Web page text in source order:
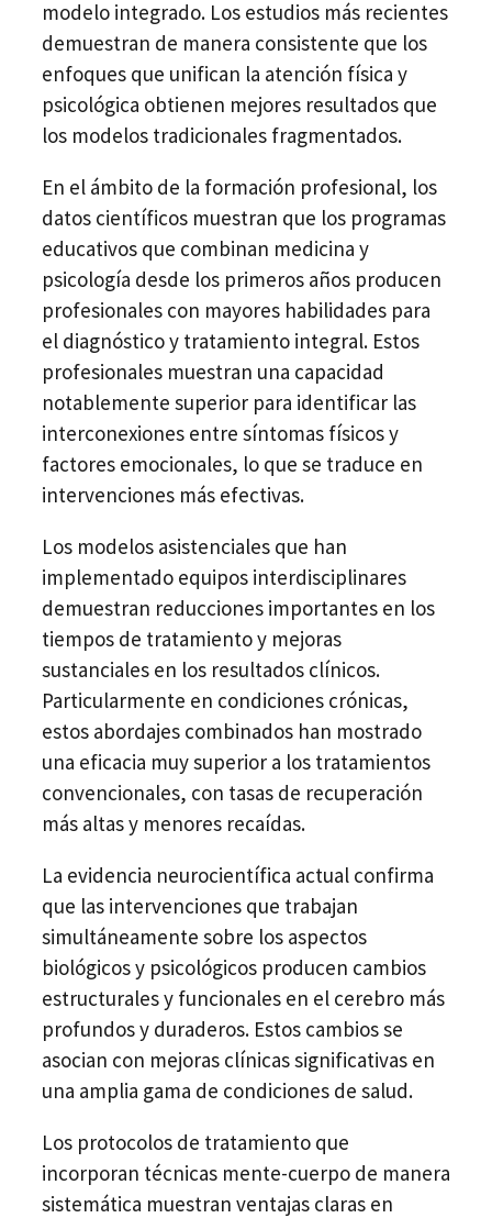
modelo integrado. Los estudios más recientes
demuestran de manera consistente que los
enfoques que unifican la atención física y
psicológica obtienen mejores resultados que
los modelos tradicionales fragmentados.
En el ámbito de la formación profesional, los
datos científicos muestran que los programas
educativos que combinan medicina y
psicología desde los primeros años producen
profesionales con mayores habilidades para
el diagnóstico y tratamiento integral. Estos
profesionales muestran una capacidad
notablemente superior para identificar las
interconexiones entre síntomas físicos y
factores emocionales, lo que se traduce en
intervenciones más efectivas.
Los modelos asistenciales que han
implementado equipos interdisciplinares
demuestran reducciones importantes en los
tiempos de tratamiento y mejoras
sustanciales en los resultados clínicos.
Particularmente en condiciones crónicas,
estos abordajes combinados han mostrado
una eficacia muy superior a los tratamientos
convencionales, con tasas de recuperación
más altas y menores recaídas.
La evidencia neurocientífica actual confirma
que las intervenciones que trabajan
simultáneamente sobre los aspectos
biológicos y psicológicos producen cambios
estructurales y funcionales en el cerebro más
profundos y duraderos. Estos cambios se
asocian con mejoras clínicas significativas en
una amplia gama de condiciones de salud.
Los protocolos de tratamiento que
incorporan técnicas mente-cuerpo de manera
sistemática muestran ventajas claras en